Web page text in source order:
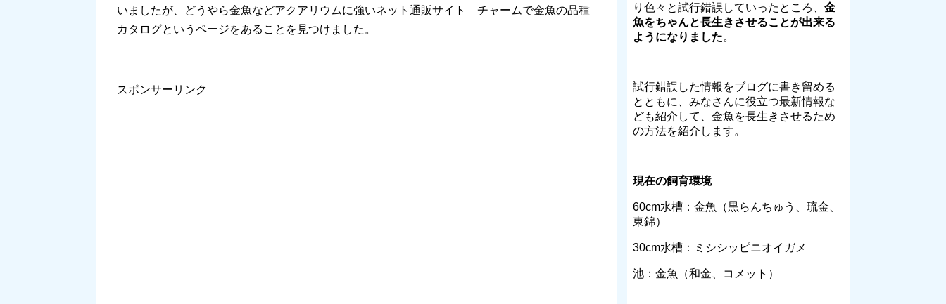
いましたが、どうやら金魚などアクアリウムに強いネット通販サイト チャームで金魚の品種
カタログというページをあることを見つけました。
スポンサーリンク
り色々と試行錯誤していったところ、 金
魚をちゃんと長生きさせることが出来る
ようになりました。
試行錯誤した情報をブログに書き留める
とともに、みなさんに役立つ最新情報な
ども紹介して、金魚を長生きさせるため
の方法を紹介します。
現在の飼育環境
60cm水槽：金魚（黒らんちゅう、琉金、
東錦）
30cm水槽：ミシシッピニオイガメ
池：金魚（和金、コメット）